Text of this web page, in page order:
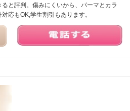
と評判。傷みにくいから、パーマとカラ
応もOK,学生割引もあります。